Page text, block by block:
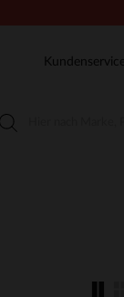
Kundenservice